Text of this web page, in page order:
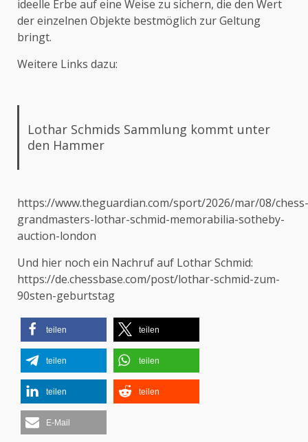
ideelle Erbe auf eine Weise zu sichern, die den Wert
der einzelnen Objekte bestmöglich zur Geltung
bringt.
Weitere Links dazu:
Lothar Schmids Sammlung kommt unter
den Hammer
https://www.theguardian.com/sport/2026/mar/08/chess-
grandmasters-lothar-schmid-memorabilia-sotheby-
auction-london
Und hier noch ein Nachruf auf Lothar Schmid:
https://de.chessbase.com/post/lothar-schmid-zum-
90sten-geburtstag
teilen teilen
teilen teilen
teilen teilen
E-Mail